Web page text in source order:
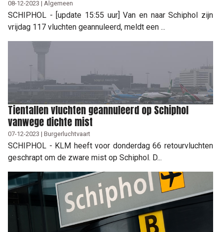
08-12-2023 | Algemeen
SCHIPHOL - [update 15:55 uur] Van en naar Schiphol zijn
vrijdag 117 vluchten geannuleerd, meldt een ...
Tientallen vluchten geannuleerd op Schiphol
vanwege dichte mist
07-12-2023 | Burgerluchtvaart
SCHIPHOL - KLM heeft voor donderdag 66 retourvluchten
geschrapt om de zware mist op Schiphol. D...